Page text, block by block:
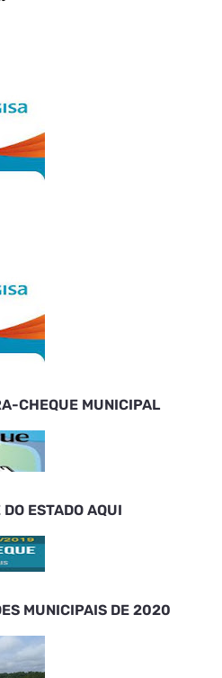
CHEQUE MUNICIPAL
ESTADO AQUI
MUNICIPAIS DE 2020